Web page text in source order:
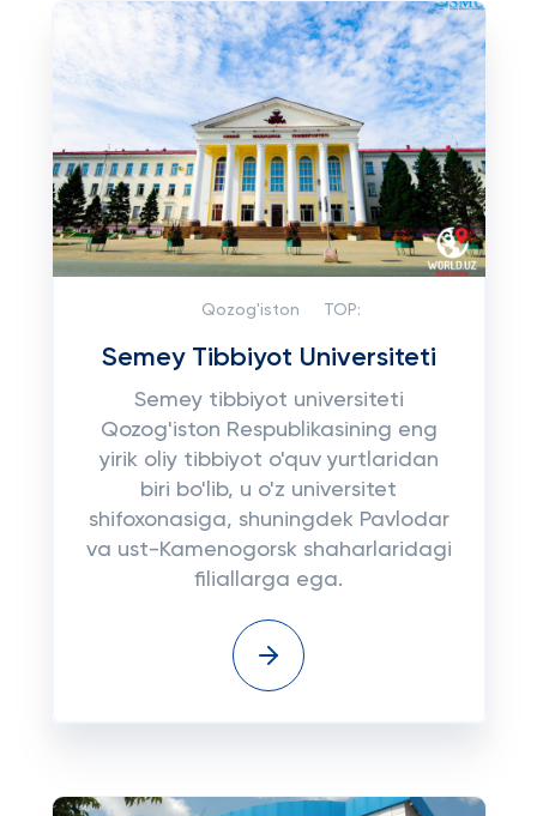
Qozog'iston TOP:
Semey Tibbiyot Universiteti
Semey tibbiyot universiteti
Qozog'iston Respublikasining eng
yirik oliy tibbiyot o'quv yurtlaridan
biri bo'lib, u o'z universitet
shifoxonasiga, shuningdek Pavlodar
va ust-Kamenogorsk shaharlaridagi
filiallarga ega.